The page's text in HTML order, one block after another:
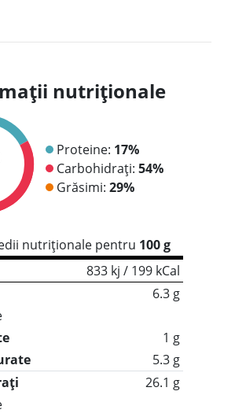
nutriționale
Proteine: 17%
Carbohidrați: 54%
Grăsimi: 29%
nutriționale pentru 100 g
833 kj / 199 kCal
6.3 g
1 g
5.3 g
26.1 g